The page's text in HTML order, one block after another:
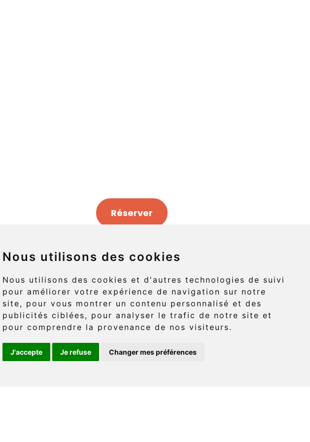
Nous utilisons des cookies
Nous utilisons des cookies et d'autres technologies de suivi
pour améliorer votre expérience de navigation sur notre
site, pour vous montrer un contenu personnalisé et des
publicités ciblées, pour analyser le trafic de notre site et
pour comprendre la provenance de nos visiteurs.
J'accepte Je refuse Changer mes préférences
Réserver
829 boul. Griffon (route 132)
L'Anse-au-Griffon, Gaspé
(Québec) G4X 6A9
Téléphone : (418) 360-6614